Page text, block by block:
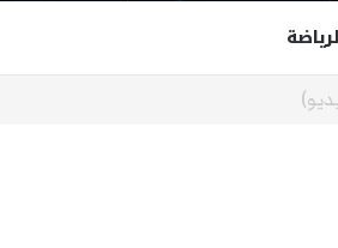
نائبة لحاكم فرجينيا